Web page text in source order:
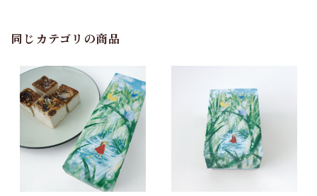
同じカテゴリの商品